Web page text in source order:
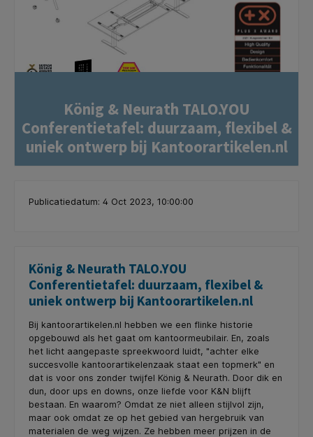
König & Neurath TALO.YOU
Conferentietafel: duurzaam, flexibel &
uniek ontwerp bij Kantoorartikelen.nl
Publicatiedatum: 4 Oct 2023, 10:00:00
König & Neurath TALO.YOU
Conferentietafel: duurzaam, flexibel &
uniek ontwerp bij Kantoorartikelen.nl
Bij kantoorartikelen.nl hebben we een flinke historie
opgebouwd als het gaat om kantoormeubilair. En, zoals
het licht aangepaste spreekwoord luidt, "achter elke
succesvolle kantoorartikelenzaak staat een topmerk" en
dat is voor ons zonder twijfel König & Neurath. Door dik en
dun, door ups en downs, onze liefde voor K&N blijft
bestaan. En waarom? Omdat ze niet alleen stijlvol zijn,
maar ook omdat ze op het gebied van hergebruik van
materialen de weg wijzen. Ze hebben meer prijzen in de